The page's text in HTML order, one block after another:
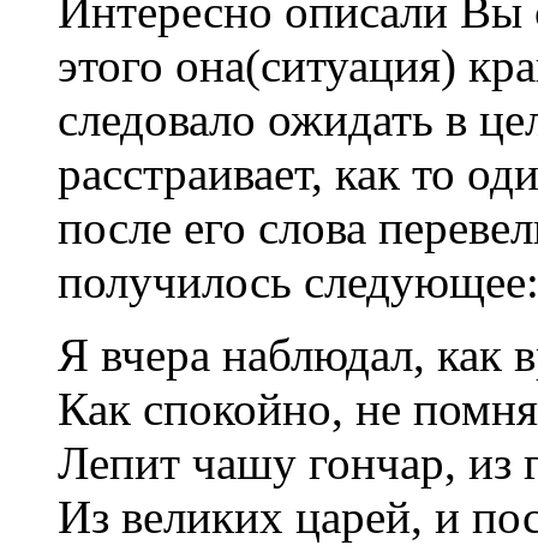
Интересно описали Вы
этого она(ситуация)
следовало ожидать в
расстраивает, как то
после его слова
получилось следующее:
Я вчера наблюдал, как
Как спокойно, не
Лепит чашу гончар, из
Из великих царей, и